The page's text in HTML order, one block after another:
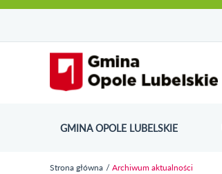
do
strony
do
menu
wyszukiwarki
ścieżki
nawigacyjnej
kategorii
aktualności
do
kalendarza
wydarzeń
do
galerii
do
stopki
GMINA OPOLE LUBELSKIE
Strona główna Archiwum aktualności